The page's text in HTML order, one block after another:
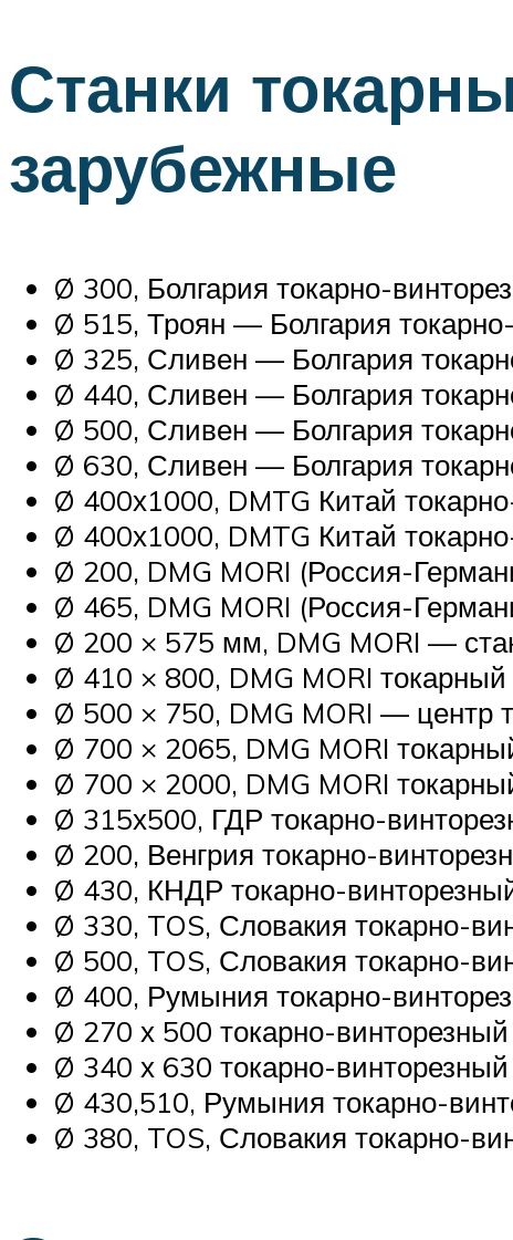
Станки
зарубежные
Ø 300, Болгария токарно-
Ø 515, Троян — Болгария
Ø 325, Сливен — Болгария
Ø 440, Сливен — Болгария
Ø 500, Сливен — Болгария
Ø 630, Сливен — Болгария
Ø 400х1000, DMTG Китай
Ø 400х1000, DMTG Китай
Ø 200, DMG MORI (Россия-
Ø 465, DMG MORI (Россия-
Ø 200 × 575 мм, DMG MORI —
Ø 410 × 800, DMG MORI
Ø 500 × 750, DMG MORI — центр
Ø 700 × 2065, DMG MORI
Ø 700 × 2000, DMG MORI
Ø 315х500, ГДР токарно-
Ø 200, Венгрия токарно-
Ø 430, КНДР токарно-
Ø 330, TOS, Словакия токарно-
Ø 500, TOS, Словакия токарно-
Ø 400, Румыния токарно-
Ø 270 х 500 токарно-винторезный
Ø 340 х 630 токарно-винторезный
Ø 430,510, Румыния токарно-
Ø 380, TOS, Словакия токарно-